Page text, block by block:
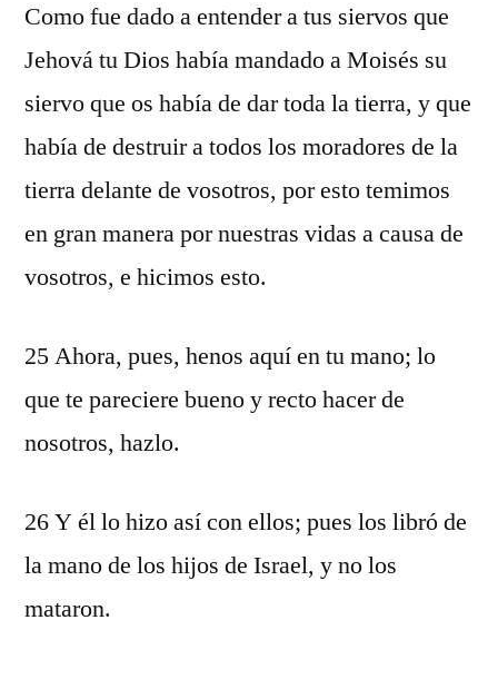
Como fue dado a entender a tus siervos que
Jehová tu Dios había mandado a Moisés su
siervo que os había de dar toda la tierra, y que
había de destruir a todos los moradores de la
tierra delante de vosotros, por esto temimos
en gran manera por nuestras vidas a causa de
vosotros, e hicimos esto.
25 Ahora, pues, henos aquí en tu mano; lo
que te pareciere bueno y recto hacer de
nosotros, hazlo.
26 Y él lo hizo así con ellos; pues los libró de
la mano de los hijos de Israel, y no los
mataron.